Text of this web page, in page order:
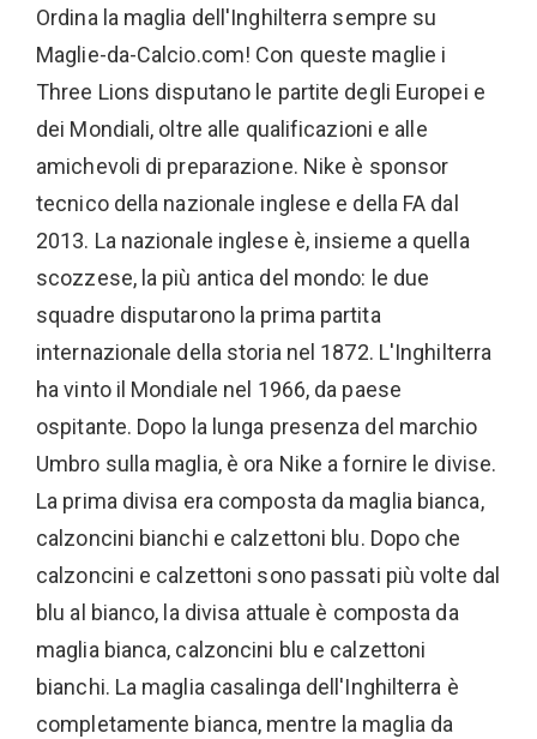
Ordina la maglia dell'Inghilterra sempre su
Maglie-da-Calcio.com! Con queste maglie i
Three Lions disputano le partite degli Europei e
dei Mondiali, oltre alle qualificazioni e alle
amichevoli di preparazione. Nike è sponsor
tecnico della nazionale inglese e della FA dal
2013. La nazionale inglese è, insieme a quella
scozzese, la più antica del mondo: le due
squadre disputarono la prima partita
internazionale della storia nel 1872. L'Inghilterra
ha vinto il Mondiale nel 1966, da paese
ospitante. Dopo la lunga presenza del marchio
Umbro sulla maglia, è ora Nike a fornire le divise.
La prima divisa era composta da maglia bianca,
calzoncini bianchi e calzettoni blu. Dopo che
calzoncini e calzettoni sono passati più volte dal
blu al bianco, la divisa attuale è composta da
maglia bianca, calzoncini blu e calzettoni
bianchi. La maglia casalinga dell'Inghilterra è
completamente bianca, mentre la maglia da